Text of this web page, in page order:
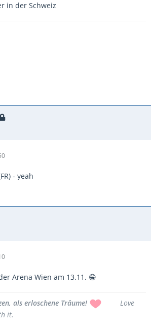
in der Schweiz
- yeah
Arena Wien am 13.11. 😁
als erloschene Träume!
Love
it.